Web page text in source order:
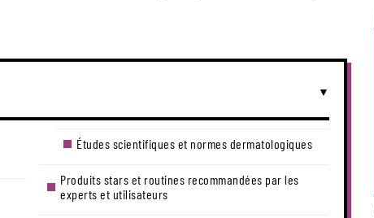
Études scientifiques et normes dermatologiques
Produits stars et routines recommandées par les
experts et utilisateurs